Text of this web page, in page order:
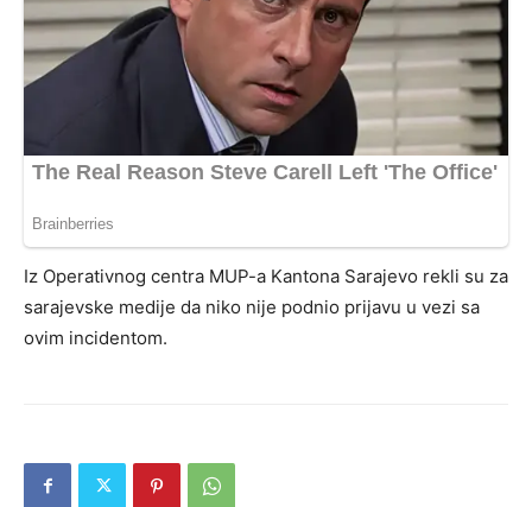
Iz Operativnog centra MUP-a Kantona Sarajevo rekli su za
sarajevske medije da niko nije podnio prijavu u vezi sa
ovim incidentom.